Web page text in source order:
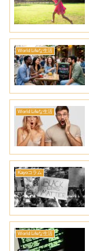
World Lifeな生活
World Lifeな生活
Kayoコラム
World Lifeな生活